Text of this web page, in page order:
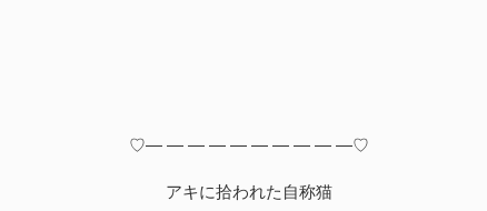
♡― ― ― ― ― ― ― ― ― ―♡
アキに拾われた自称猫